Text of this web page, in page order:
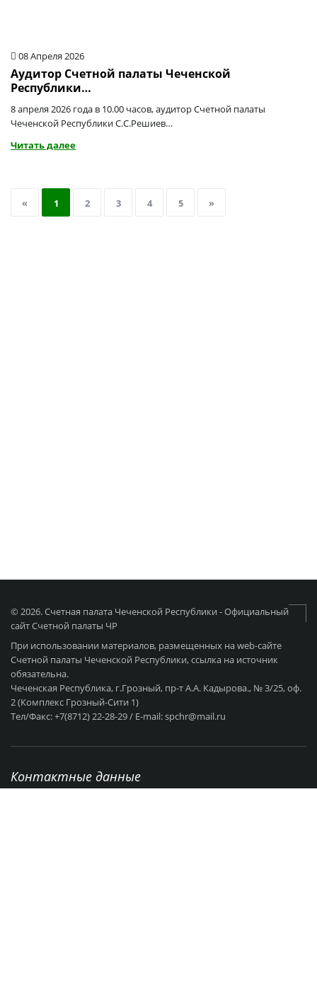
08 Апреля 2026
Аудитор Счетной палаты Чеченской
Республики…
8 апреля 2026 года в 10.00 часов, аудитор Счетной палаты
Чеченской Республики С.С.Решиев…
Читать далее
« 1 2 3 4 5 »
© 2026. Счетная палата Чеченской Республики - Официальный
сайт Счетной палаты ЧР
При использовании материалов, размещенных на web-сайте
Счетной палаты Чеченской Республики, ссылка на источник
обязательна.
Чеченская Республика, г.Грозный, пр-т А.А. Кадырова., № 3/25, оф.
2 (Комплекс Грозный-Сити 1)
Тел/Факс: +7(8712) 22-28-29 / E-mail: spchr@mail.ru
Контактные данные